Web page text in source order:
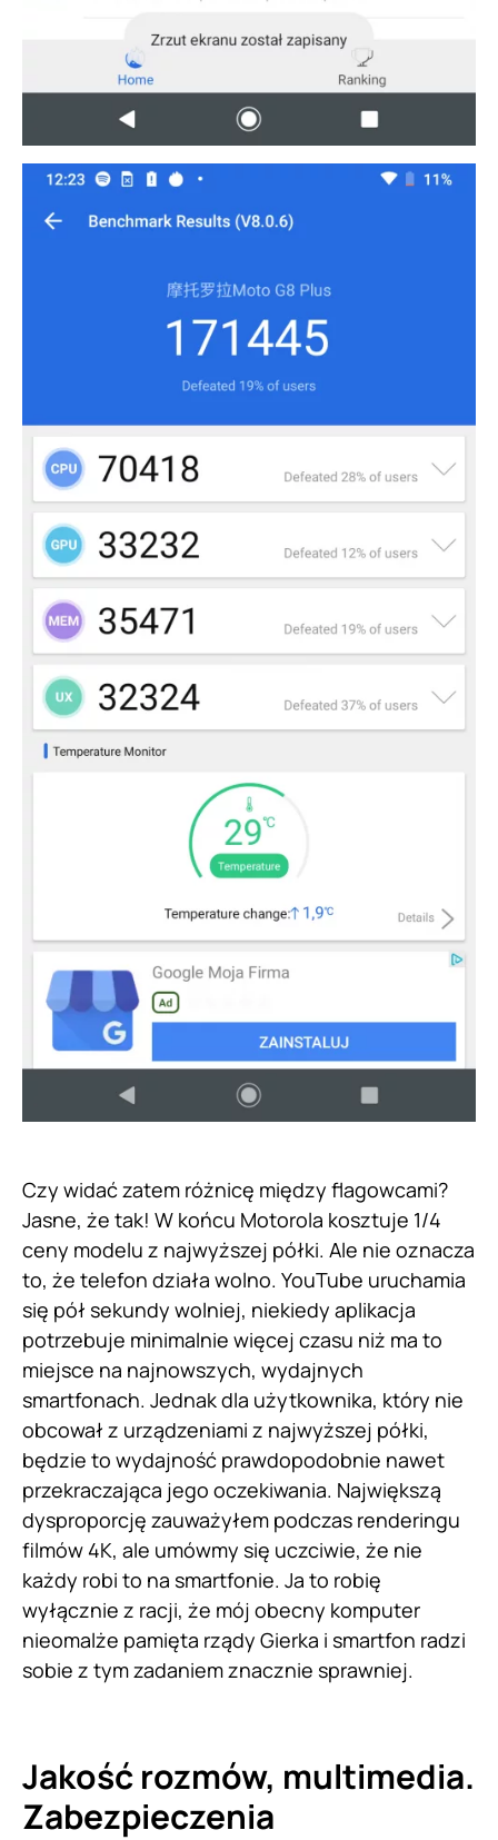
Czy widać zatem różnicę między flagowcami?
Jasne, że tak! W końcu Motorola kosztuje 1/4
ceny modelu z najwyższej półki. Ale nie oznacza
to, że telefon działa wolno. YouTube uruchamia
się pół sekundy wolniej, niekiedy aplikacja
potrzebuje minimalnie więcej czasu niż ma to
miejsce na najnowszych, wydajnych
smartfonach. Jednak dla użytkownika, który nie
obcował z urządzeniami z najwyższej półki,
będzie to wydajność prawdopodobnie nawet
przekraczająca jego oczekiwania. Największą
dysproporcję zauważyłem podczas renderingu
filmów 4K, ale umówmy się uczciwie, że nie
każdy robi to na smartfonie. Ja to robię
wyłącznie z racji, że mój obecny komputer
nieomalże pamięta rządy Gierka i smartfon radzi
sobie z tym zadaniem znacznie sprawniej.
Jakość rozmów, multimedia.
Zabezpieczenia